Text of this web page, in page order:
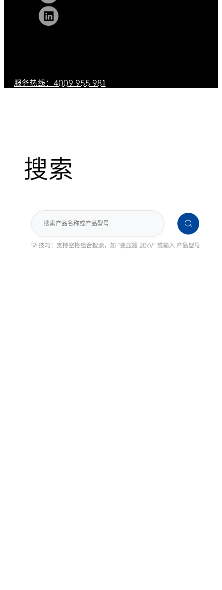
服务热线：4009 955 981
搜索